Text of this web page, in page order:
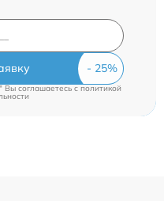
Вы соглашаетесь c политикой